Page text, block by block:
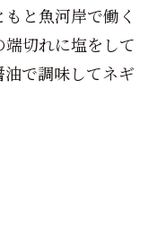
と魚河岸で働く
切れに塩をして
で調味してネギ